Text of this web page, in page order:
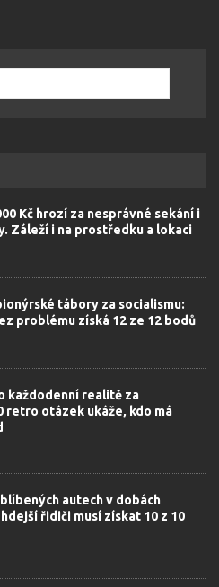
Kč hrozí za nesprávné sekání i
Záleží i na prostředku a lokaci
tábory za socialismu:
problému získá 12 ze 12 bodů
každodenní realitě za
retro otázek ukáže, kdo má
autech v dobách
řidiči musí získat 10 z 10